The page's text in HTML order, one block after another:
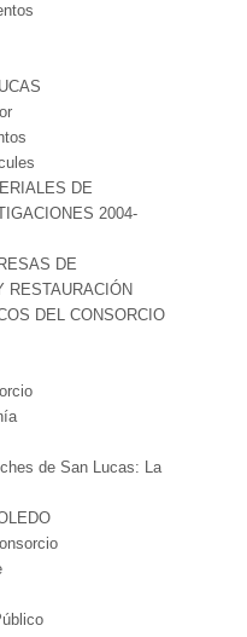
DE
2004-
DE
RESTAURACIÓN
DEL CONSORCIO
de San Lucas: La